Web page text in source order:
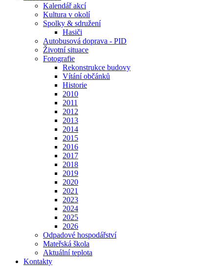
Kalendář akcí
Kultura v okolí
Spolky & sdružení
Hasiči
Autobusová doprava - PID
Životní situace
Fotografie
Rekonstrukce budovy
Vítání občánků
Historie
2010
2011
2012
2013
2014
2015
2016
2017
2018
2019
2020
2021
2023
2024
2025
2026
Odpadové hospodářství
Mateřská škola
Aktuální teplota
Kontakty